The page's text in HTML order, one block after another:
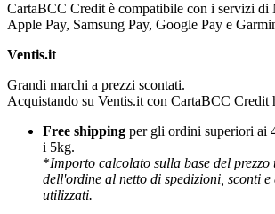
CartaBCC Credit è compatibile con i servizi di
Apple Pay, Samsung Pay, Google Pay e
Ventis.it
Grandi marchi a prezzi scontati.
Acquistando su Ventis.it con CartaBCC Credit
Free shipping per gli ordini superiori ai
i 5kg.
*Importo calcolato sulla base del
dell'ordine al netto di spedizioni, sconti
utilizzati.